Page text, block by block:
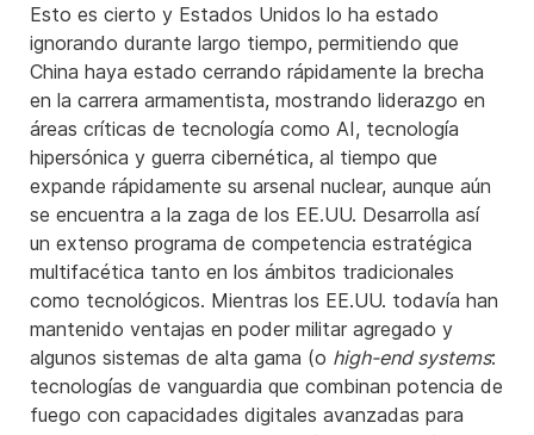
Esto es cierto y Estados Unidos lo ha estado
ignorando durante largo tiempo, permitiendo que
China haya estado cerrando rápidamente la brecha
en la carrera armamentista, mostrando liderazgo en
áreas críticas de tecnología como AI, tecnología
hipersónica y guerra cibernética, al tiempo que
expande rápidamente su arsenal nuclear, aunque aún
se encuentra a la zaga de los EE.UU. Desarrolla así
un extenso programa de competencia estratégica
multifacética tanto en los ámbitos tradicionales
como tecnológicos. Mientras los EE.UU. todavía han
mantenido ventajas en poder militar agregado y
algunos sistemas de alta gama (o high-end systems:
tecnologías de vanguardia que combinan potencia de
fuego con capacidades digitales avanzadas para